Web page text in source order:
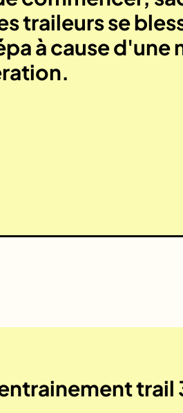
traileurs se
à cause d'une
trail